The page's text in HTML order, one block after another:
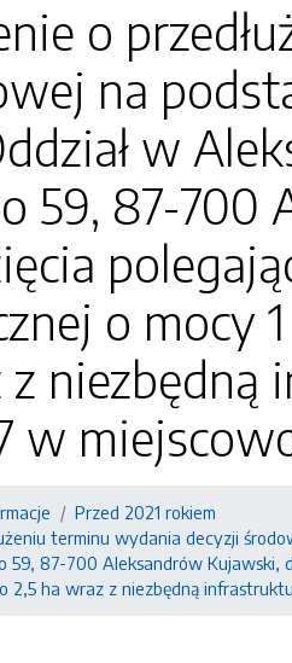
o
na
w
59, 87-
o mocy
z
w
Przed 2021 rokiem
terminu wydania decyzji
59, 87-700 Aleksandrów
2,5 ha wraz z niezbędną